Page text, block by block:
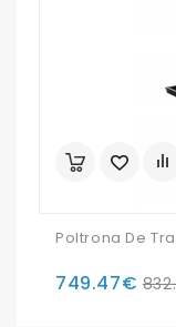
Poltrona De
749.47€